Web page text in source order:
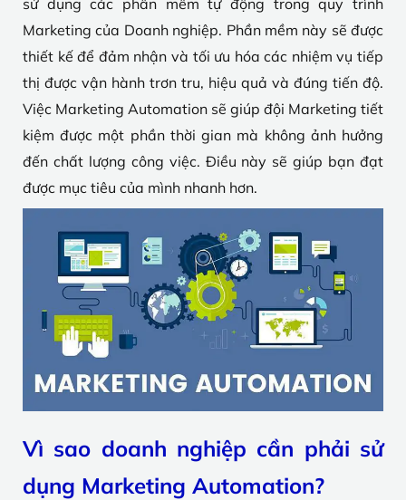
sử dụng các phần mềm tự động trong quy trình
Marketing của Doanh nghiệp. Phần mềm này sẽ được
thiết kế để đảm nhận và tối ưu hóa các nhiệm vụ tiếp
thị được vận hành trơn tru, hiệu quả và đúng tiến độ.
Việc Marketing Automation sẽ giúp đội Marketing tiết
kiệm được một phần thời gian mà không ảnh hưởng
đến chất lượng công việc. Điều này sẽ giúp bạn đạt
được mục tiêu của mình nhanh hơn.
Vì sao doanh nghiệp cần phải sử
dụng Marketing Automation?